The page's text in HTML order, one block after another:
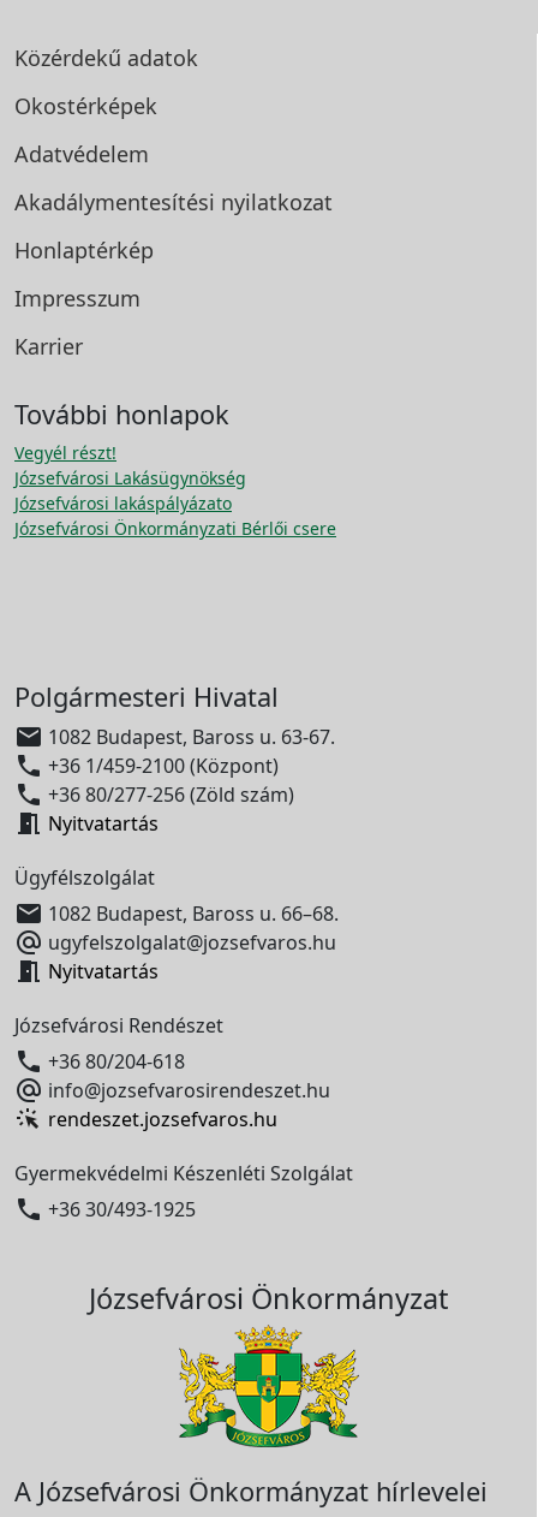
Közérdekű adatok
Okostérképek
Adatvédelem
Akadálymentesítési nyilatkozat
Honlaptérkép
Impresszum
Karrier
További honlapok
Vegyél részt!
Józsefvárosi Lakásügynökség
Józsefvárosi lakáspályázato
Józsefvárosi Önkormányzati Bérlői csere
Polgármesteri Hivatal
 1082 Budapest, Baross u. 63-67.
 +36 1/459-2100 (Központ)
 +36 80/277-256 (Zöld szám)
 Nyitvatartás
Ügyfélszolgálat
 1082 Budapest, Baross u. 66–68.
 ugyfelszolgalat@jozsefvaros.hu
 Nyitvatartás
Józsefvárosi Rendészet
 +36 80/204-618
 info@jozsefvarosirendeszet.hu
rendeszet.jozsefvaros.hu
Gyermekvédelmi Készenléti Szolgálat
 +36 30/493-1925
Józsefvárosi Önkormányzat
A Józsefvárosi Önkormányzat hírlevelei